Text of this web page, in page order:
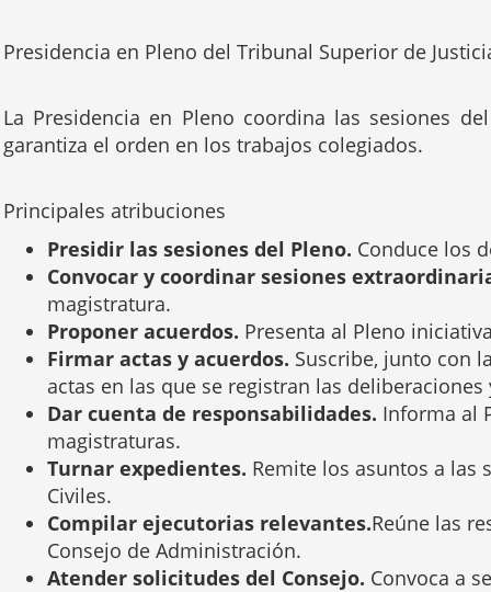
Presidencia en Pleno del Tribunal Superior de
La Presidencia en Pleno coordina las sesiones
garantiza el orden en los trabajos colegiados.
Principales atribuciones
Presidir las sesiones del Pleno. Conduce los
Convocar y coordinar sesiones
magistratura.
Proponer acuerdos. Presenta al Pleno
Firmar actas y acuerdos. Suscribe, junto con
actas en las que se registran las
Dar cuenta de responsabilidades. Informa al
magistraturas.
Turnar expedientes. Remite los asuntos a las
Civiles.
Compilar ejecutorias relevantes.Reúne las
Consejo de Administración.
Atender solicitudes del Consejo. Convoca a